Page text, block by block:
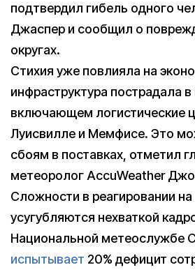
подтвердил гибель одного
Джаспер и сообщил о
округах.
Стихия уже повлияла на
инфраструктура пострадала
включающем логистические
Луисвилле и Мемфисе. Это
сбоям в поставках, отметил
метеоролог AccuWeather
Сложности в реагировании на
усугубляются нехваткой
Национальной метеослужбе
испытывает 20% дефицит